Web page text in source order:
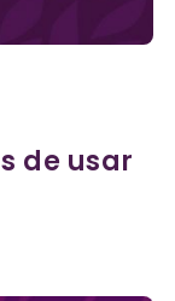
de usar